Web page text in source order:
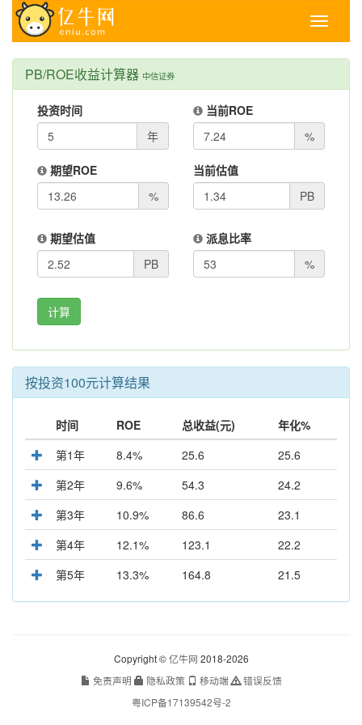
Toggle
PB/ROE收益计算器 中信证券
投资时间
年
当前ROE
%
期望ROE
%
当前估值
PB
期望估值
PB
派息比率
%
计算
按投资100元计算结果
时间 ROE 总收益(元)
年化%
第1年
8.4% 25.6
25.6
第2年
9.6% 54.3
24.2
第3年
10.9% 86.6
23.1
第4年
12.1% 123.1
22.2
第5年
13.3% 164.8 21.5
Copyright ©亿牛网 2018-2026
免责声明
隐私政策 移动端
错误反馈
粤ICP备17139542号-2